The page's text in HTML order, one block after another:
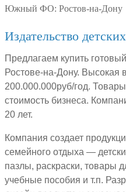
Южный ФО: Ростов-на-Дону
Издательство
Предлагаем купить
Ростове-на-Дону. Высокая
200.000.000руб/год.
стоимость бизнеса.
20 лет.
Компания создает
семейного отдыха —
пазлы, раскраски, товары
учебные пособия и т.п.